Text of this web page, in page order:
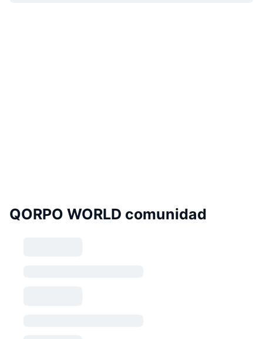
QORPO WORLD comunidad